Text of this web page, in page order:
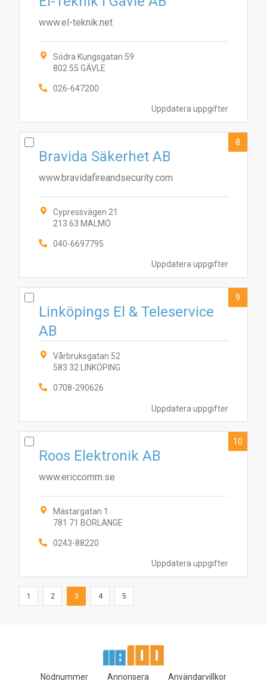
Uppdatera uppgifter
www.el-teknik.net
Södra Kungsgatan 59
802 55 GÄVLE
026-647200
Uppdatera uppgifter
Bravida Säkerhet AB
www.bravidafireandsecurity.com
Cypressvägen 21
213 63 MALMÖ
040-6697795
8
Uppdatera uppgifter
Linköpings El & Teleservice
AB
Vårbruksgatan 52
583 32 LINKÖPING
0708-290626
9
Uppdatera uppgifter
Roos Elektronik AB
www.ericcomm.se
Mästargatan 1
781 71 BORLÄNGE
0243-88220
10
1 2 3 4 5
Nödnummer Annonsera Användarvillkor